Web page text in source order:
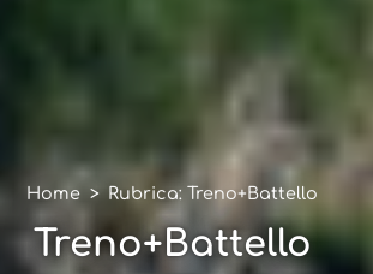
Home > Rubrica: Treno+Battello
Treno+Battello